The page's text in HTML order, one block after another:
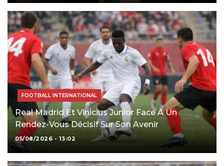
FOOTBALL INTERNATIONAL
Real Madrid Et Vinicius Junior Face À Un
Rendez-Vous Décisif Sur Son Avenir
05/08/2026 - 13:02